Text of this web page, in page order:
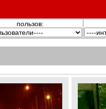
пользов: